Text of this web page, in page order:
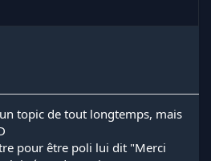
topic de tout longtemps, mais
pour être poli lui dit "Merci